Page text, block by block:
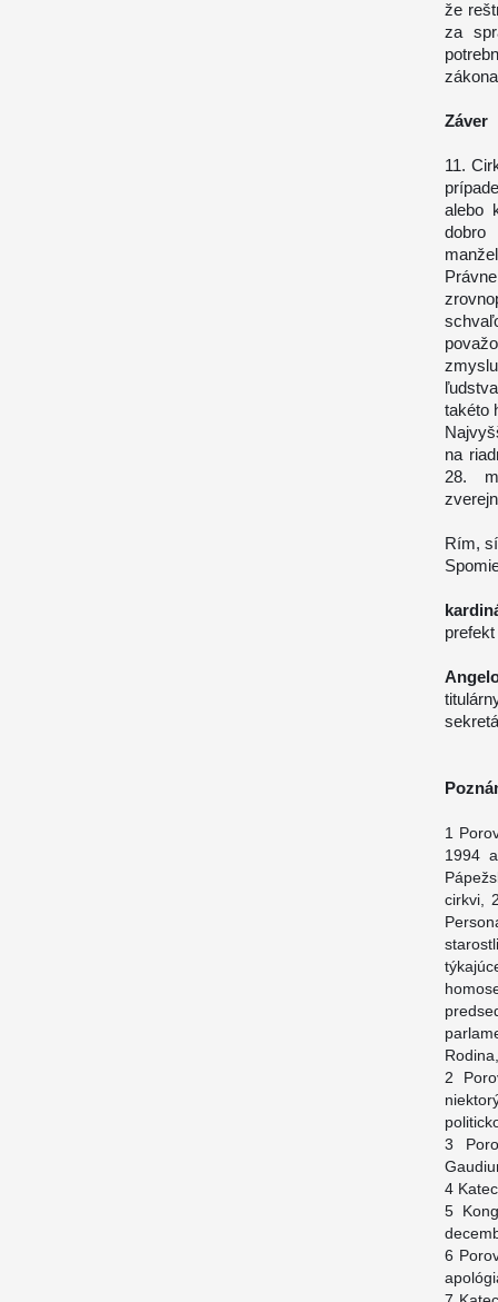
že
za
Záver
11.
alebo
dobro
takéto
na
28.
Rím,
prefekt
1
1994
cirkvi,
2
3
4
5
6